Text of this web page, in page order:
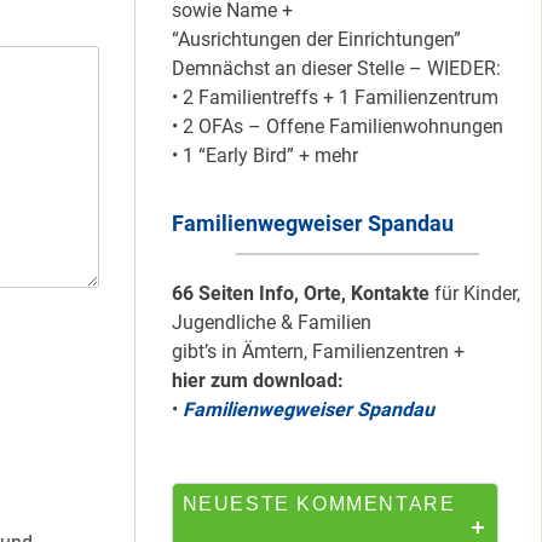
sowie Name +
“Ausrichtungen der Einrichtungen”
Demnächst an dieser Stelle – WIEDER:
• 2 Familientreffs + 1 Familienzentrum
• 2 OFAs – Offene Familienwohnungen
• 1 “Early Bird” + mehr
Familienwegweiser Spandau
66 Seiten Info, Orte, Kontakte für Kinder,
Jugendliche & Familien
gibt’s in Ämtern, Familienzentren +
hier zum download:
• Familienwegweiser Spandau
NEUESTE KOMMENTARE
Silber für
Bildungsnetz
Heerstraße
HipHop-Video: Das
ist Mein Viertel!
Mit Mieter-Kohle
auf Senats-Kohle